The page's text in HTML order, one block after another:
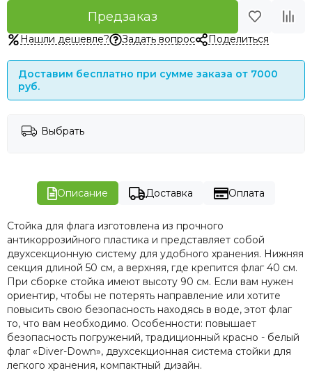
Предзаказ
Нашли дешевле? Задать вопрос Поделиться
Доставим бесплатно при сумме заказа от 7000
руб.
Выбрать
Описание Доставка Оплата
Стойка для флага изготовлена из прочного
антикоррозийного пластика и представляет собой
двухсекционную систему для удобного хранения. Нижняя
секция длиной 50 см, а верхняя, где крепится флаг 40 см.
При сборке стойка имеют высоту 90 см. Если вам нужен
ориентир, чтобы не потерять направление или хотите
повысить свою безопасность находясь в воде, этот флаг
то, что вам необходимо. Особенности: повышает
безопасность погружений, традиционный красно - белый
флаг «Diver-Down», двухсекционная система стойки для
легкого хранения, компактный дизайн.